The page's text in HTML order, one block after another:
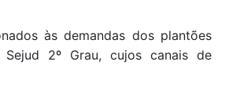
às demandas dos plantões
2º Grau, cujos canais de